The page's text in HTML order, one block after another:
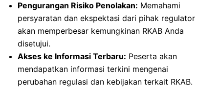
Pengurangan Risiko Penolakan: Memahami
persyaratan dan ekspektasi dari pihak regulator
akan memperbesar kemungkinan RKAB Anda
disetujui.
Akses ke Informasi Terbaru: Peserta akan
mendapatkan informasi terkini mengenai
perubahan regulasi dan kebijakan terkait RKAB.